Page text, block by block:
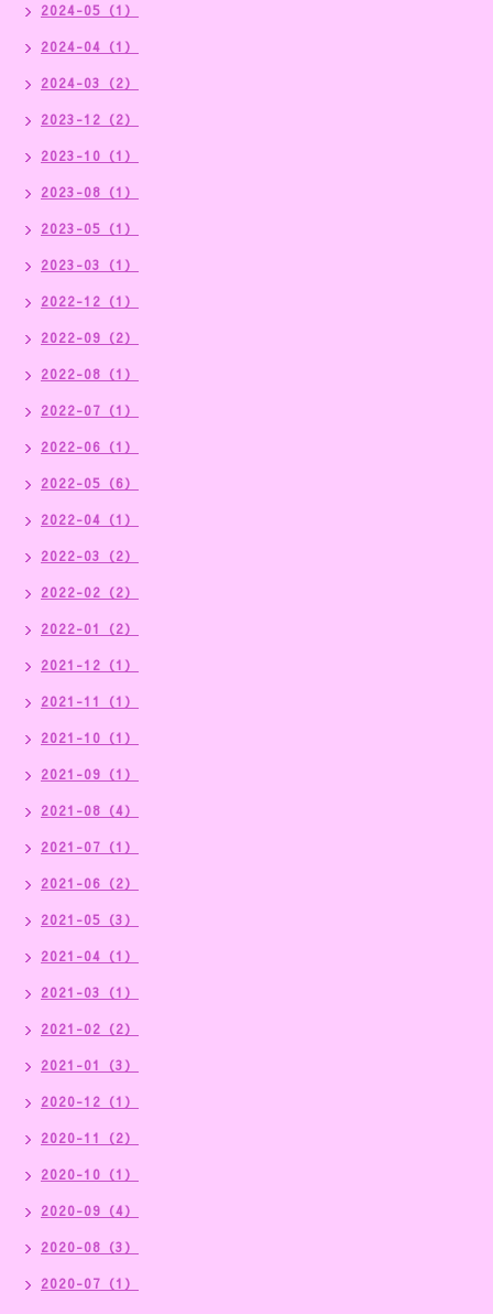
2024-05（1）
2024-04（1）
2024-03（2）
2023-12（2）
2023-10（1）
2023-08（1）
2023-05（1）
2023-03（1）
2022-12（1）
2022-09（2）
2022-08（1）
2022-07（1）
2022-06（1）
2022-05（6）
2022-04（1）
2022-03（2）
2022-02（2）
2022-01（2）
2021-12（1）
2021-11（1）
2021-10（1）
2021-09（1）
2021-08（4）
2021-07（1）
2021-06（2）
2021-05（3）
2021-04（1）
2021-03（1）
2021-02（2）
2021-01（3）
2020-12（1）
2020-11（2）
2020-10（1）
2020-09（4）
2020-08（3）
2020-07（1）